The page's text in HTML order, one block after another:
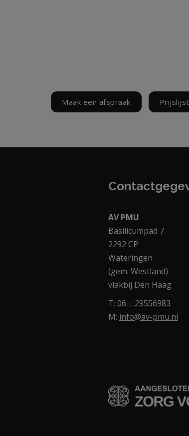
Maak een afspraak Prijslijst
AV PMU
Basilicumpad 7
2292 CP
Wateringen
(gem. Westland)
vlakbij Den Haag
T: 06 – 29556983
M: info@av-pmu.nl